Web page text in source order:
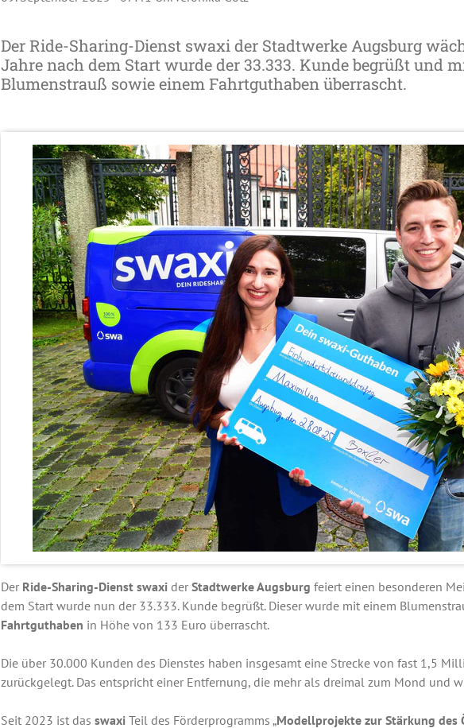
Der Ride-Sharing-Dienst swaxi der Stadtwerke Augsburg
Jahre nach dem Start wurde der 33.333. Kunde begrüßt und
Blumenstrauß sowie einem Fahrtguthaben überrascht.
Der Ride-Sharing-Dienst swaxi der Stadtwerke Augsburg feiert einen besonderen
dem Start wurde nun der 33.333. Kunde begrüßt. Dieser wurde mit einem
Fahrtguthaben in Höhe von 133 Euro überrascht.
Die über 30.000 Kunden des Dienstes haben insgesamt eine Strecke von fast 1,5
zurückgelegt. Das entspricht einer Entfernung, die mehr als dreimal zum Mond und
Seit 2023 ist das swaxi Teil des Förderprogramms „Modellprojekte zur Stärkung des